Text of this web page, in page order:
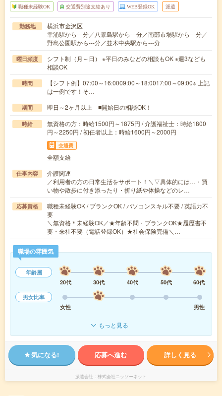
職種未経験OK 交通費別途支給あり WEB登録OK 派遣
勤務地
横浜市金沢区
幸浦駅から---分／八景島駅から---分／南部市場駅から---分／
野島公園駅から---分／並木中央駅から---分
曜日頻度
シフト制（月～日） ※平日のみなどの相談もOK ※週3なども
相談OK
時間
【シフト例】07:00～16:0009:00～18:0017:00～09:00※ 上記
は一例です！そ…
期間 即日～2ヶ月以上 ■開始日の相談OK！
時給
無資格の方：時給1500円～1875円 / 介護福祉士：時給1800
円～2250円 / 初任者以上：時給1600円～2000円
交通費
全額支給
仕事内容
介護関連
／利用者の方の日常生活をサポート！＼▽具体的には…・買
い物や散歩に付き添ったり・折り紙や体操などのレ…
応募資格
職種未経験OK / ブランクOK / パソコンスキル不要 / 英語力不
要
＼無資格＊未経験OK／★年齢不問・ブランクOK★履歴書不
要・来社不要（電話登録OK）★社会保険完備＼…
職場の雰囲気
年齢層
20代
30代 40代 50代
60代
男女比率
女性
男性
もっと見る
気になる! 応募へ進む 詳しく見る
派遣会社 株式会社ニッソーネット